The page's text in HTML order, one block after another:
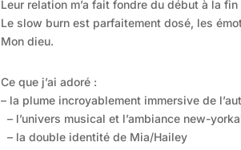
Leur relation m’a fait fondre du début à la fin
Le slow burn est parfaitement dosé, les
Mon dieu.
Ce que j’ai adoré :
– la plume incroyablement immersive de
– l’univers musical et l’ambiance new-
– la double identité de Mia/Hailey